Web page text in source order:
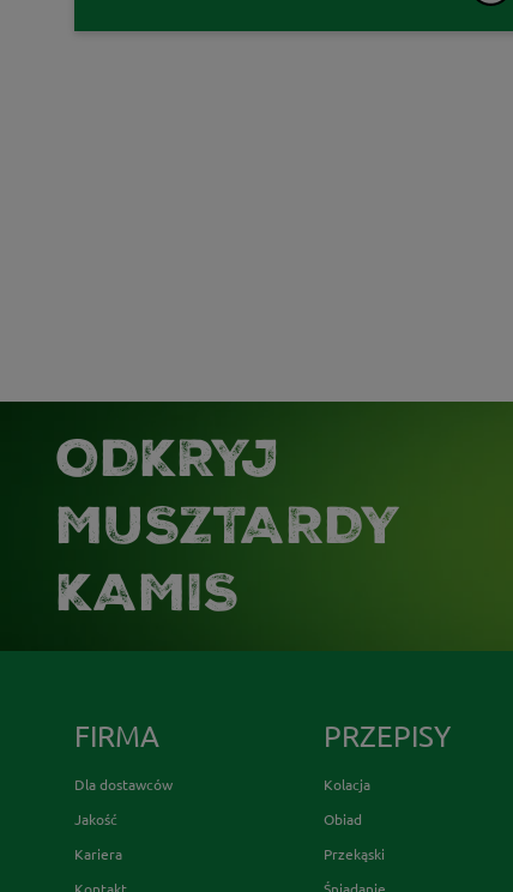
ODKRYJ
MUSZTARDY
KAMIS
FIRMA
Dla dostawców
Jakość
Kariera
PRZEPISY
Kolacja
Obiad
Przekąski